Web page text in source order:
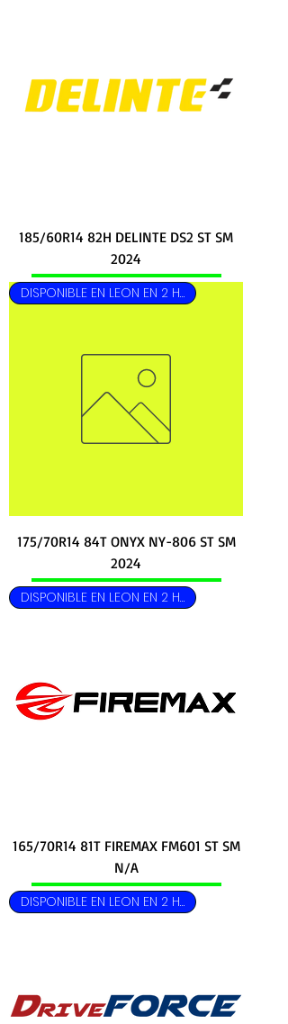
185/60R14 82H DELINTE DS2 ST SM
2024
DISPONIBLE EN LEON EN 2 HRS
175/70R14 84T ONYX NY-806 ST SM
2024
DISPONIBLE EN LEON EN 2 HRS
165/70R14 81T FIREMAX FM601 ST SM
N/A
DISPONIBLE EN LEON EN 2 HRS